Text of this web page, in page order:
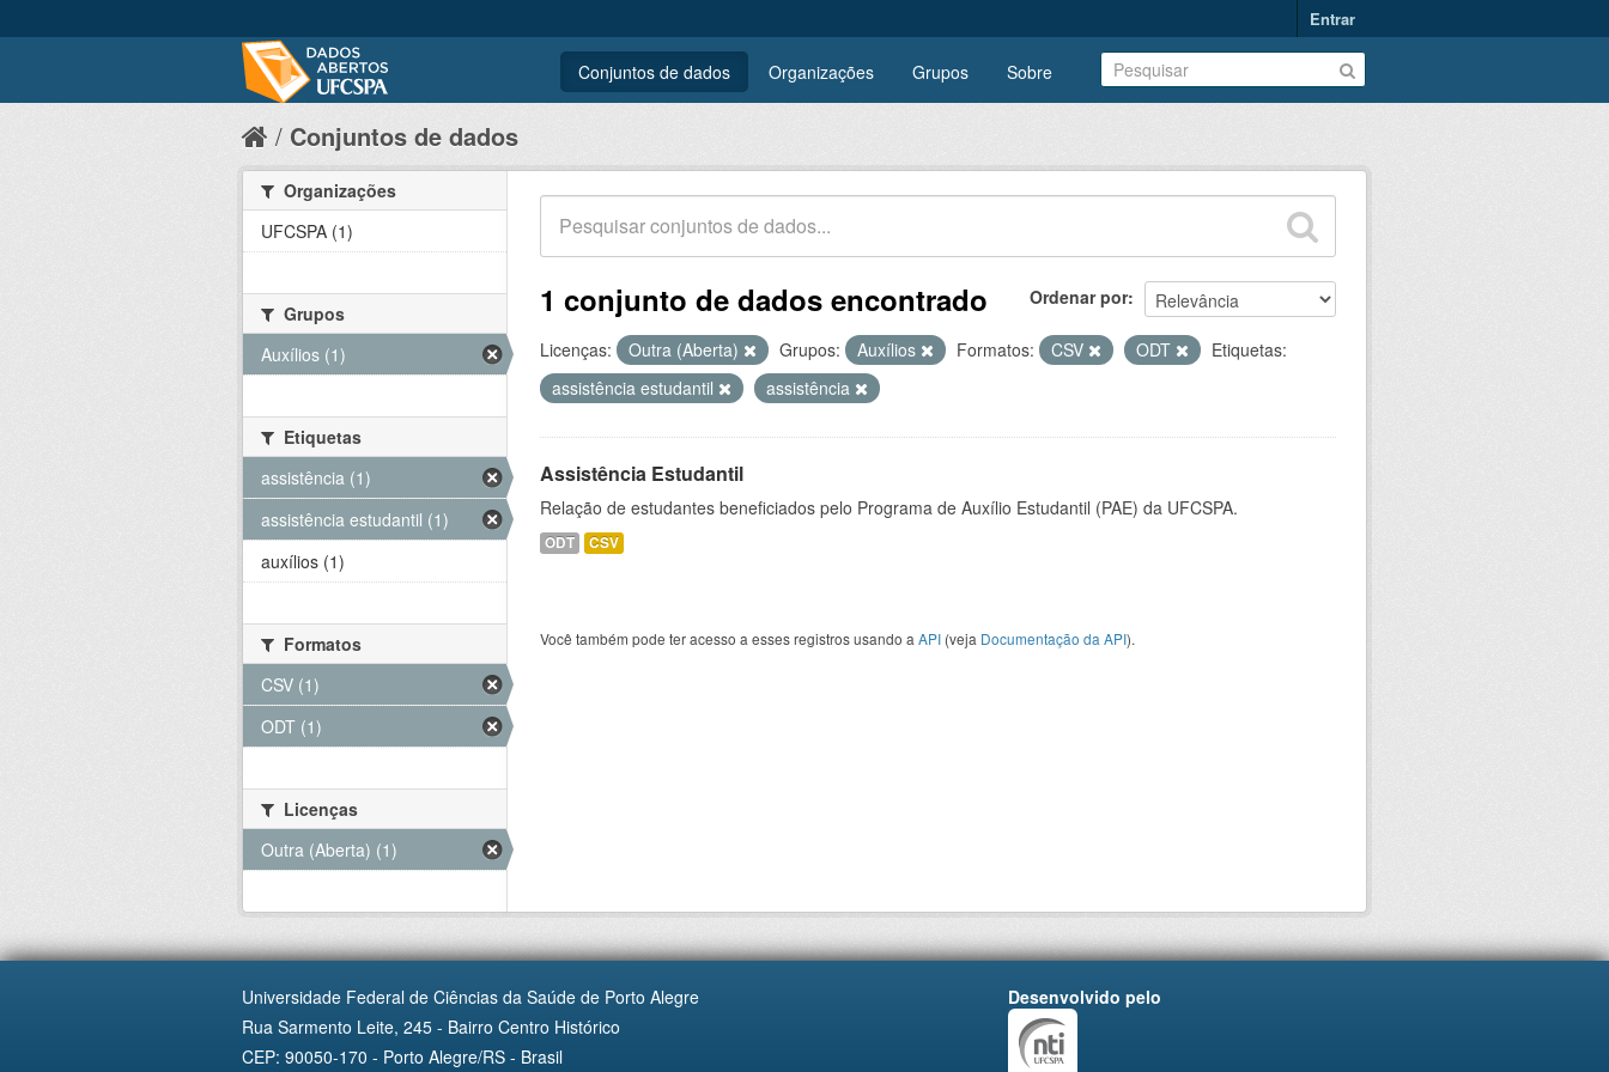
Entrar
Conjuntos de dados Organizações Grupos Sobre
Conjuntos de dados
Ordenar por
1 conjunto de dados encontrado
Licenças: Outra (Aberta) Grupos: Auxílios Formatos: CSV ODT
Etiquetas:
assistência estudantil
assistência
Assistência Estudantil
Relação de estudantes beneficiados pelo Programa de Auxílio Estudantil (PAE) da UFCSPA.
ODT CSV
Você também pode ter acesso a esses registros usando a API (veja Documentação da API).
Organizações
UFCSPA (1)
Grupos
Auxílios (1)
Etiquetas
assistência (1)
assistência estudantil (1)
auxílios (1)
Formatos
CSV (1)
ODT (1)
Licenças
Outra (Aberta) (1)
Universidade Federal de Ciências da Saúde de Porto Alegre
Rua Sarmento Leite, 245 - Bairro Centro Histórico
CEP: 90050-170 - Porto Alegre/RS - Brasil
Desenvolvido pelo